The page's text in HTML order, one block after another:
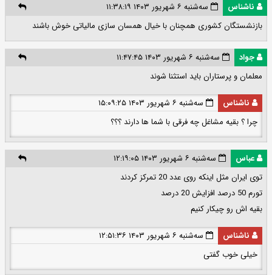
ناشناس
سه‌شنبه ۶ شهریور ۱۴۰۳ ۱۱:۳۸:۱۹
بازنشستگان کشوری همچنان با خیال همسان سازی مالیاتی خوش باشند
جواد
سه‌شنبه ۶ شهریور ۱۴۰۳ ۱۱:۴۷:۴۵
معلمان و پرستاران باید استثنا شوند
ناشناس
سه‌شنبه ۶ شهریور ۱۴۰۳ ۱۵:۰۹:۲۵
چرا ؟ بقیه مشاغل چه فرقی با شما ها دارند ؟؟؟
عباس
سه‌شنبه ۶ شهریور ۱۴۰۳ ۱۲:۱۹:۰۵
توی ایران مثل اینکه روی عدد 20 تمرکز کردند
تورم 50 درصد افزایش 20 درصد
بقیه اش رو چیکار کنیم
ناشناس
سه‌شنبه ۶ شهریور ۱۴۰۳ ۱۲:۵۱:۳۶
خیلی خوب گفتی